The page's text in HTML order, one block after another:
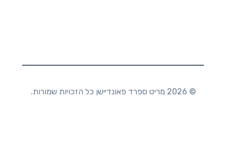
© 2026 מריט ספרד פאונדיישן כל הזכויות שמורות.